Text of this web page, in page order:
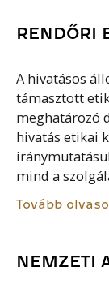
RENDŐRI
A hivatásos
támasztott
meghatározó
hivatás etikai
mind a
Tovább
NEMZETI